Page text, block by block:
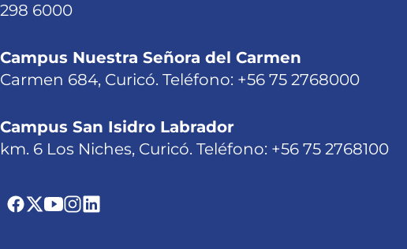
298 6000
Campus Nuestra Señora del Carmen
Carmen 684, Curicó. Teléfono: +56 75 2768000
Campus San Isidro Labrador
km. 6 Los Niches, Curicó. Teléfono: +56 75 2768100